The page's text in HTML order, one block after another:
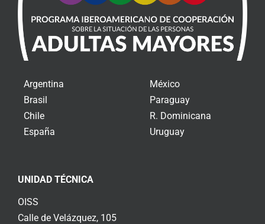
Argentina
Brasil
Chile
España
México
Paraguay
R. Dominicana
Uruguay
UNIDAD TÉCNICA
OISS
Calle de Velázquez, 105